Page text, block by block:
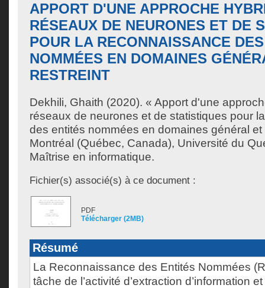
APPORT D'UNE APPROCHE
RÉSEAUX DE NEURONES ET DE
POUR LA RECONNAISSANCE
NOMMÉES EN DOMAINES
RESTREINT
Dekhili, Ghaith (2020). « Apport d'une
réseaux de neurones et de statistiques pour
des entités nommées en domaines général
Montréal (Québec, Canada), Université du
Maîtrise en informatique.
Fichier(s) associé(s) à ce document :
PDF
Télécharger (2MB)
Résumé
La Reconnaissance des Entités Nommées
tâche de l’activité d’extraction d’information